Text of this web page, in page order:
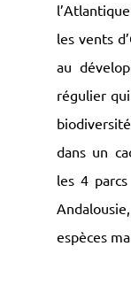
les vents
au
régulier
dans un
les 4
espèces